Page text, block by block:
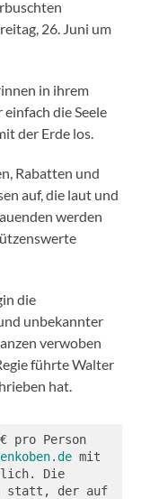
26. Juni um
in ihrem
die Seele
der Erde los.
Rabatten und
auf, die laut und
werden
die
unbekannter
verwoben
führte Walter
hat.
pro Person
mit
Die
statt, der auf